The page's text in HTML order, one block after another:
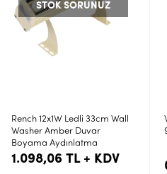
WALL WASHER 30 CM YEŞİL
9W CATA
0,00 TL + KDV